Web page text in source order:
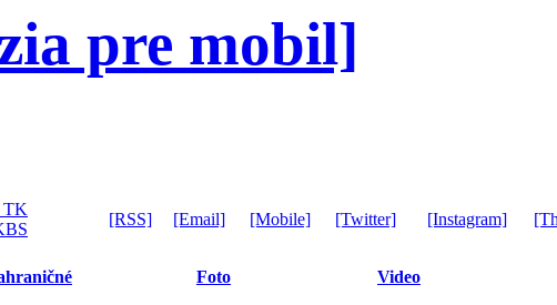
pre mobil]
TK
[RSS] [Email] [Mobile] [Twitter] [Instagram]
Foto Video